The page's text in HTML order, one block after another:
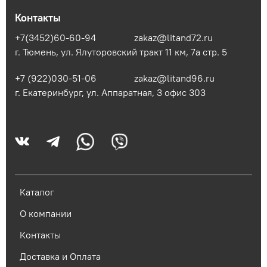
Каталог
О компании
Контакты
Доставка и Оплата
Контакты
+7(3452)60-60-94
zakaz@litand72.ru
г. Тюмень, ул. Ялуторовский тракт 11 км, 7а стр. 5
+7 (922)030-51-06
zakaz@litand96.ru
г. Екатеринбург, ул. Аппаратная, 3​ офис 303